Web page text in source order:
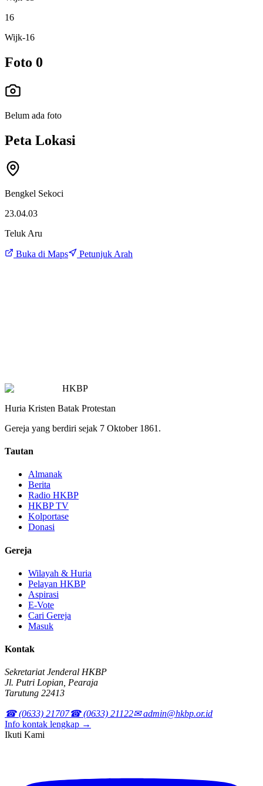
16
Wijk-16
Foto 0
Belum ada foto
Peta Lokasi
Bengkel Sekoci
23.04.03
Teluk Aru
Buka di Maps Petunjuk Arah
HKBP
Huria Kristen Batak Protestan
Gereja yang berdiri sejak 7 Oktober 1861.
Tautan
Almanak
Berita
Radio HKBP
HKBP TV
Kolportase
Donasi
Gereja
Wilayah & Huria
Pelayan HKBP
Aspirasi
E-Vote
Cari Gereja
Masuk
Kontak
Sekretariat Jenderal HKBP
Jl. Putri Lopian, Pearaja
Tarutung 22413
☎ (0633) 21707☎ (0633) 21122✉ admin@hkbp.or.id
Info kontak lengkap →
Ikuti Kami